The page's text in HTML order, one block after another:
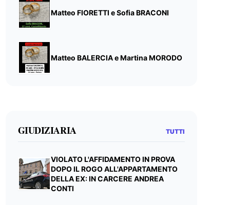
Matteo FIORETTI e Sofia BRACONI
Matteo BALERCIA e Martina MORODO
GIUDIZIARIA TUTTI
VIOLATO L'AFFIDAMENTO IN PROVA
DOPO IL ROGO ALL'APPARTAMENTO
DELLA EX: IN CARCERE ANDREA
CONTI